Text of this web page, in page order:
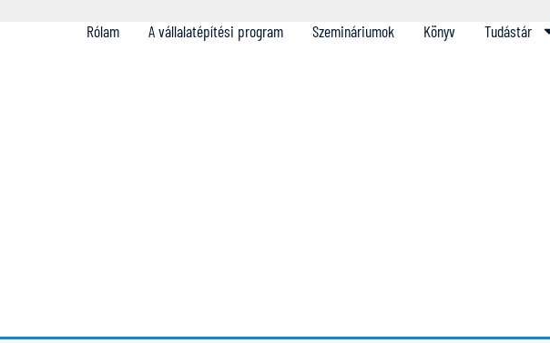
Rólam A vállalatépítési program Szemináriumok Könyv Tudástár